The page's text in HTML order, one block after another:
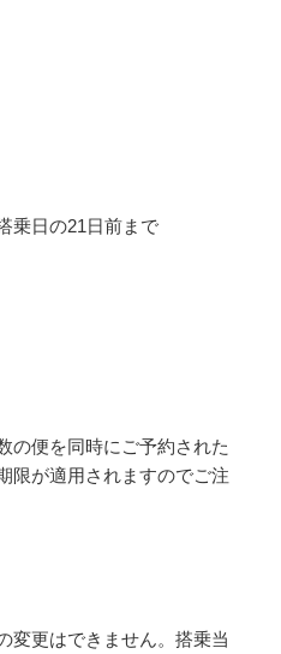
乗日の21日前まで
の便を同時にご予約された
限が適用されますのでご注
変更はできません。搭乗当